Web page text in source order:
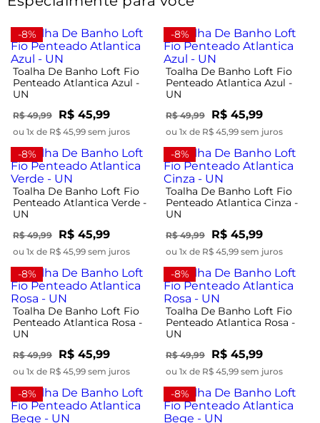
-8%
Toalha De Banho Loft Fio
Penteado Atlantica Azul -
UN
R$ 49,99 R$ 45,99
ou 1x de R$ 45,99 sem juros
-8%
Toalha De Banho Loft Fio
Penteado Atlantica Azul -
UN
R$ 49,99 R$ 45,99
ou 1x de R$ 45,99 sem juros
-8%
Toalha De Banho Loft Fio
Penteado Atlantica Verde -
UN
R$ 49,99 R$ 45,99
ou 1x de R$ 45,99 sem juros
-8%
Toalha De Banho Loft Fio
Penteado Atlantica Cinza -
UN
R$ 49,99 R$ 45,99
ou 1x de R$ 45,99 sem juros
-8%
Toalha De Banho Loft Fio
Penteado Atlantica Rosa -
UN
R$ 49,99 R$ 45,99
ou 1x de R$ 45,99 sem juros
-8%
Toalha De Banho Loft Fio
Penteado Atlantica Rosa -
UN
R$ 49,99 R$ 45,99
ou 1x de R$ 45,99 sem juros
-8% -8%